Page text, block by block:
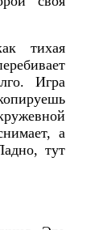
тихая
Игра
а
тут